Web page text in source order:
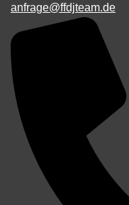
anfrage@ffdjteam.de